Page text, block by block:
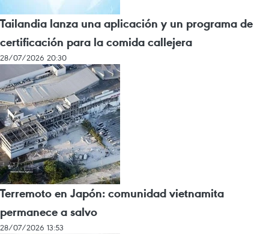
Tailandia lanza una aplicación y un programa de
certificación para la comida callejera
28/07/2026 20:30
Terremoto en Japón: comunidad vietnamita
permanece a salvo
28/07/2026 13:53